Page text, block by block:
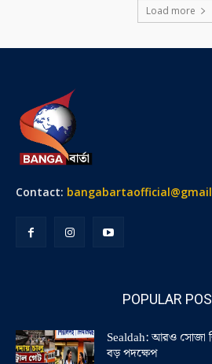
Load more
Contact:
POPULAR
Sealdah: আরও সোজা
বড় পদক্ষেপ